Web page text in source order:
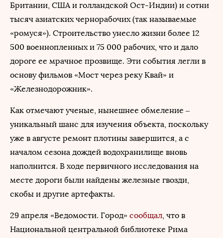
Британии, США и голландской Ост-Индии) и сотни
тысяч азиатских чернорабочих (так называемые
«ромуся»). Строительство унесло жизни более 12
500 военнопленных и 75 000 рабочих, что и дало
дороге ее мрачное прозвище. Эти события легли в
основу фильмов «Мост через реку Квай» и
«Железнодорожник».
Как отмечают ученые, нынешнее обмеление –
уникальный шанс для изучения объекта, поскольку
уже в августе ремонт плотины завершится, а с
началом сезона дождей водохранилище вновь
наполнится. В ходе первичного исследования на
месте дороги были найдены железные гвозди,
скобы и другие артефакты.
29 апреля «Ведомости. Город» сообщал, что в
Национальной центральной библиотеке Рима